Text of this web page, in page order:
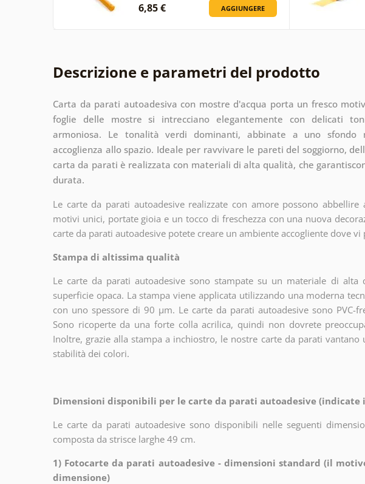
6,85 € AGGIUNGERE
Descrizione e parametri del prodotto
Carta da parati autoadesiva con mostre d'acqua porta un fresco
foglie delle mostre si intrecciano elegantemente con delicati
armoniosa. Le tonalità verdi dominanti, abbinate a uno sfondo
accoglienza allo spazio. Ideale per ravvivare le pareti del soggiorno,
carta da parati è realizzata con materiali di alta qualità, che
durata.
Le carte da parati autoadesive realizzate con amore possono
motivi unici, portate gioia e un tocco di freschezza con una nuova
carte da parati autoadesive potete creare un ambiente accogliente dove
Stampa di altissima qualità
Le carte da parati autoadesive sono stampate su un materiale di
superficie opaca. La stampa viene applicata utilizzando una moderna
con uno spessore di 90 µm. Le carte da parati autoadesive sono PVC-
Sono ricoperte da una forte colla acrilica, quindi non dovrete
Inoltre, grazie alla stampa a inchiostro, le nostre carte da parati vantano
stabilità dei colori.
Dimensioni disponibili per le carte da parati autoadesive (indicate
Le carte da parati autoadesive sono disponibili nelle seguenti
composta da strisce larghe 49 cm.
1) Fotocarte da parati autoadesive - dimensioni standard (il
dimensione)